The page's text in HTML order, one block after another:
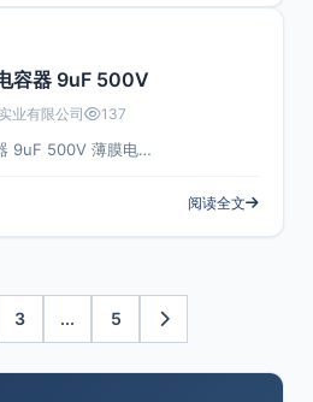
容器 9uF 500V
业有限公司 137
9uF 500V 薄膜电…
阅读全文
3 ... 5